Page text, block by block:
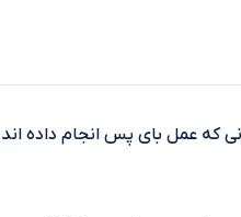
که عمل بای پس انجام داده اند